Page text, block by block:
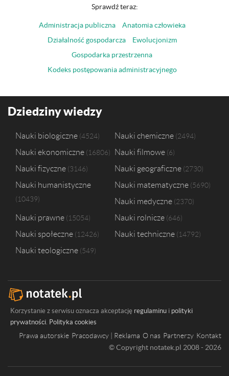
Sprawdź teraz:
Administracja publiczna
Anatomia człowieka
Działalność gospodarcza
Ewolucjonizm
Gospodarka przestrzenna
Kodeks postępowania administracyjnego
Dziedziny wiedzy
Nauki biologiczne 4524 Nauki chemiczne 2494
Nauki ekonomiczne 16806 Nauki filmowe 6
Nauki fizyczne 3146 Nauki geograficzne 2730
Nauki humanistyczne
10439
Nauki matematyczne 5690
Nauki medyczne 2370
Nauki prawne 15054 Nauki rolnicze 646
Nauki społeczne 12426 Nauki techniczne 14792
Nauki teologiczne 549
Korzystanie z serwisu oznacza akceptację regulaminu i polityki
prywatności. Polityka cookies
Prawa autorskie Pracodawcy | Reklama O nas Partnerzy Kontakt
© Copyright notatek.pl 2008 - 2026